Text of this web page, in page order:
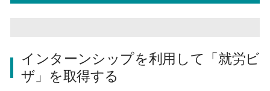
インターンシップを利用して「就労ビ
ザ」を取得する